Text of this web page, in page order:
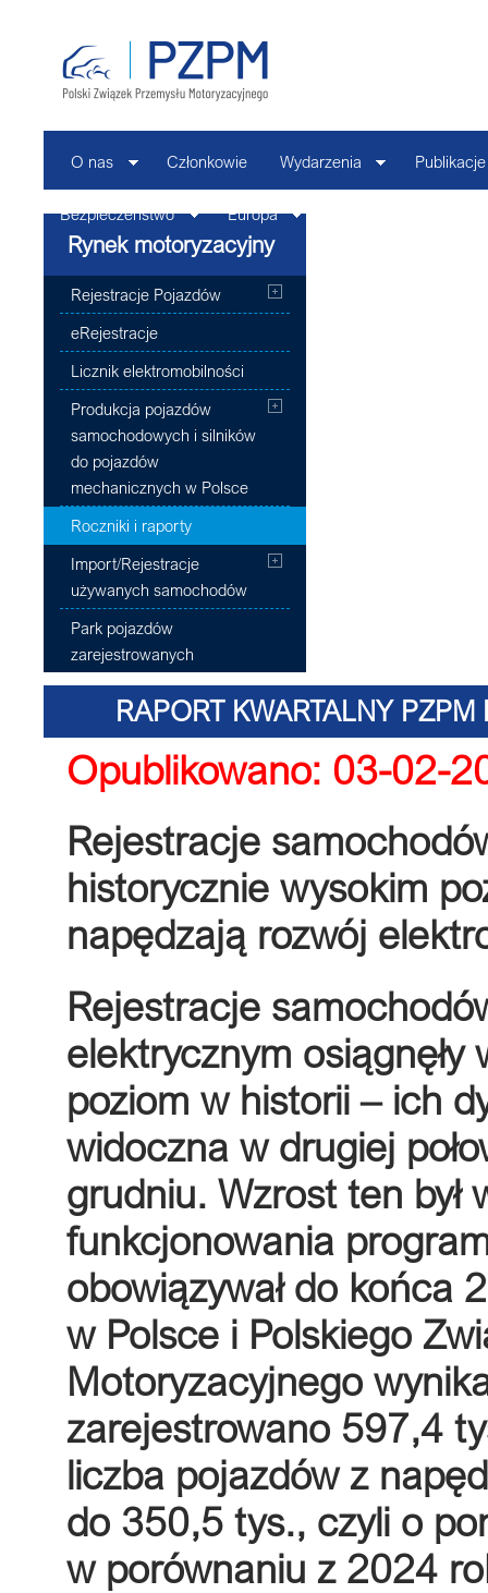
O nas Członkowie Wydarzenia Publikacje
Bezpieczeństwo Europa
Rynek motoryzacyjny
Rejestracje Pojazdów
eRejestracje
Licznik elektromobilności
Produkcja pojazdów
samochodowych i silników
do pojazdów
mechanicznych w Polsce
Roczniki i raporty
Import/Rejestracje
używanych samochodów
Park pojazdów
zarejestrowanych
RAPORT KWARTALNY
Opublikowano: 03-02-
Rejestracje
historycznie wysokim
napędzają rozwój
Rejestracje
elektrycznym
poziom w historii – ich
widoczna w drugiej
grudniu. Wzrost ten
funkcjonowania
obowiązywał do końca
w Polsce i Polskiego
Motoryzacyjnego
zarejestrowano 597,4
liczba pojazdów z
do 350,5 tys., czyli o
w porównaniu z 2024